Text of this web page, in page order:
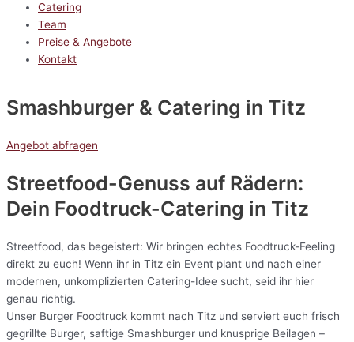
Catering
Team
Preise & Angebote
Kontakt
Smashburger & Catering in Titz
Angebot abfragen
Streetfood-Genuss auf Rädern:
Dein Foodtruck-Catering in Titz
Streetfood, das begeistert: Wir bringen echtes Foodtruck-Feeling
direkt zu euch! Wenn ihr in Titz ein Event plant und nach einer
modernen, unkomplizierten Catering-Idee sucht, seid ihr hier
genau richtig.
Unser Burger Foodtruck kommt nach Titz und serviert euch frisch
gegrillte Burger, saftige Smashburger und knusprige Beilagen –